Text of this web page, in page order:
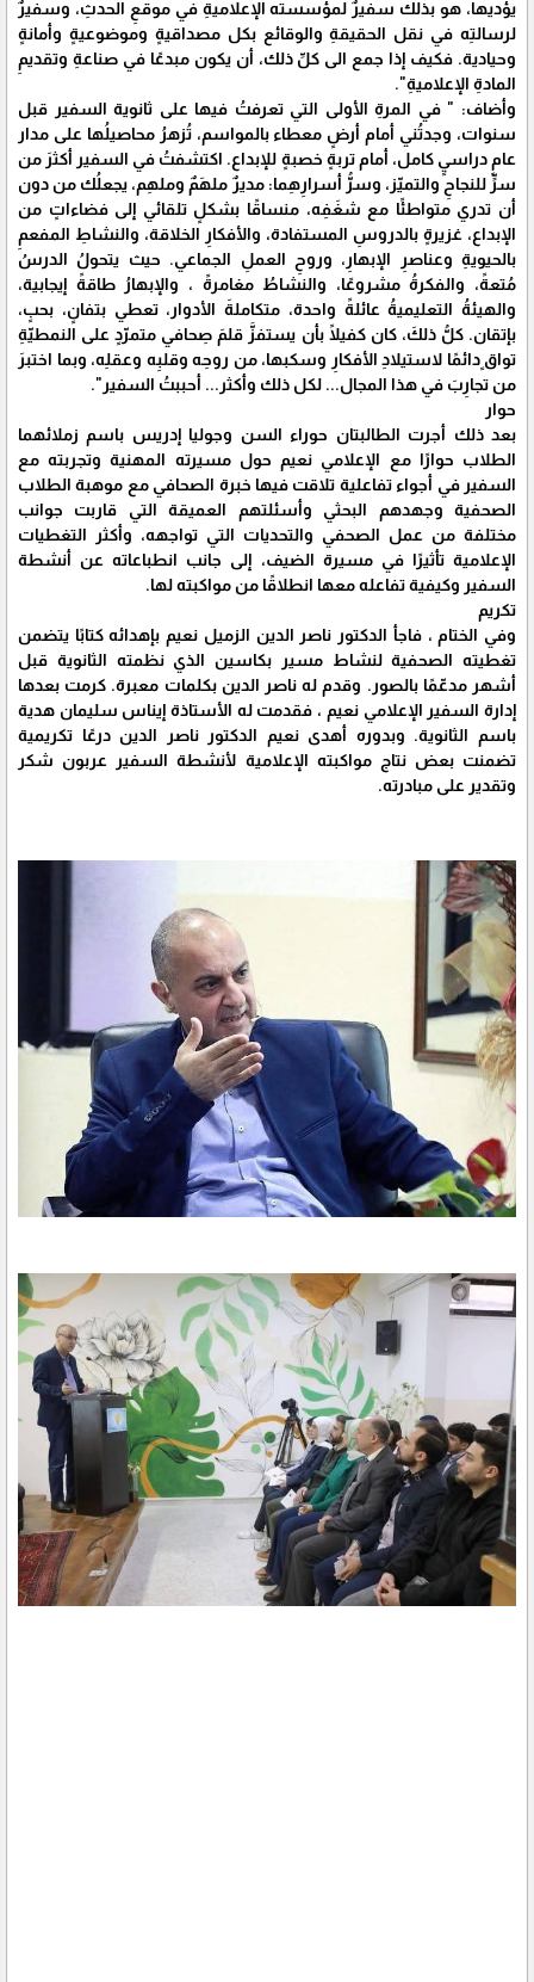
يؤديها، هو بذلك سفيرٌ لمؤسسته الإعلاميةِ في موقعِ الحدثِ، وسفيرٌ
لرسالتِه في نقل الحقيقةِ والوقائع بكل مصداقيةٍ وموضوعيةٍ وأمانةٍ
وحيادية. فكيف إذا جمع الى كلِّ ذلك، أن يكون مبدعًا في صناعةِ وتقديمِ
المادةِ الإعلاميةِ".
وأضاف: " في المرةِ الأولى التي تعرفتُ فيها على ثانوية السفير قبل
سنوات، وجدتُني أمام أرضٍ معطاء بالمواسم، تُزهرُ محاصيلُها على مدار
عامٍ دراسيٍ كامل، أمام تربةٍ خصبةٍ للإبداع. اكتشفتُ في السفير أكثرَ من
سرٍّ للنجاحِ والتميّز، وسرُّ أسرارِهِما: مديرٌ ملهَمٌ وملهِم، يجعلُك من دون
أن تدري متواطئًا مع شغَفِه، منساقًا بشكلٍ تلقائي إلى فضاءاتٍ من
الإبداع، غزيرةٍ بالدروسِ المستفادة، والأفكارِ الخلاقة، والنشاطِ المفعمِ
بالحيويةِ وعناصرِ الإبهارِ، وروحِ العملِ الجماعي. حيث يتحولُ الدرسُ
مُتعةً، والفكرةُ مشروعًا، والنشاطُ مغامرةً ، والإبهارُ طاقةً إيجابية،
والهيئةُ التعليميةُ عائلةً واحدة، متكاملةَ الأدوار، تعطي بتفانٍ، بحبٍ،
بإتقان. كلُّ ذلكَ، كان كفيلًا بأن يستفزَّ قلمَ صِحافي متمرّدٍ على النمطيّةِ
تواق ٍدائمًا لاستيلادِ الأفكارِ وسكبها، من روحِه وقلبِه وعقلِه، وبما اختبرَ
من تجارِبَ في هذا المجال... لكل ذلك وأكثر... أحببتُ السفير".
حوار
بعد ذلك أجرت الطالبتان حوراء السن وجوليا إدريس باسم زملائهما
الطلاب حوارًا مع الإعلامي نعيم حول مسيرته المهنية وتجربته مع
السفير في أجواء تفاعلية تلاقت فيها خبرة الصحافي مع موهبة الطلاب
الصحفية وجهدهم البحثي وأسئلتهم العميقة التي قاربت جوانب
مختلفة من عمل الصحفي والتحديات التي تواجهه، وأكثر التغطيات
الإعلامية تأثيرًا في مسيرة الضيف، إلى جانب انطباعاته عن أنشطة
السفير وكيفية تفاعله معها انطلاقًا من مواكبته لها.
تكريم
وفي الختام ، فاجأ الدكتور ناصر الدين الزميل نعيم بإهدائه كتابًا يتضمن
تغطيته الصحفية لنشاط مسير بكاسين الذي نظمته الثانوية قبل
أشهر مدعّمًا بالصور. وقدم له ناصر الدين بكلمات معبرة. كرمت بعدها
إدارة السفير الإعلامي نعيم ، فقدمت له الأستاذة إيناس سليمان هدية
باسم الثانوية. وبدوره أهدى نعيم الدكتور ناصر الدين درعًا تكريمية
تضمنت بعض نتاج مواكبته الإعلامية لأنشطة السفير عربون شكر
وتقدير على مبادرته.